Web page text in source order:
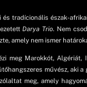
tradícionális észak-
Darya Trio. Nem
amely nem ismer
meg Marokkót,
művész, aki
meg, amely